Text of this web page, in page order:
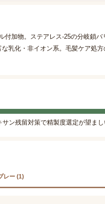
加物。ステアレス-25の分岐鎖
乳化・非イオン系。毛髪ケア処
ン残留対策で精製度選定が望まし
レー (1)